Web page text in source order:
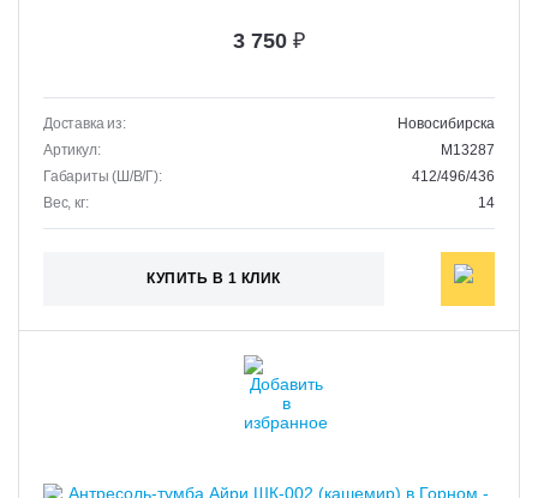
3 750 ₽
Доставка из:
Новосибирска
Артикул:
M13287
Габариты (Ш/В/Г):
412/496/436
Вес, кг:
14
КУПИТЬ В 1 КЛИК